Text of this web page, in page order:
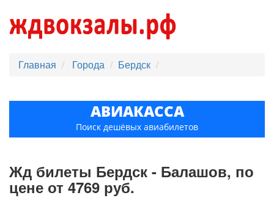
Главная Города Бердск
АВИАКАССА
Поиск дешёвых авиабилетов
Жд билеты Бердск - Балашов, по
цене от 4769 руб.